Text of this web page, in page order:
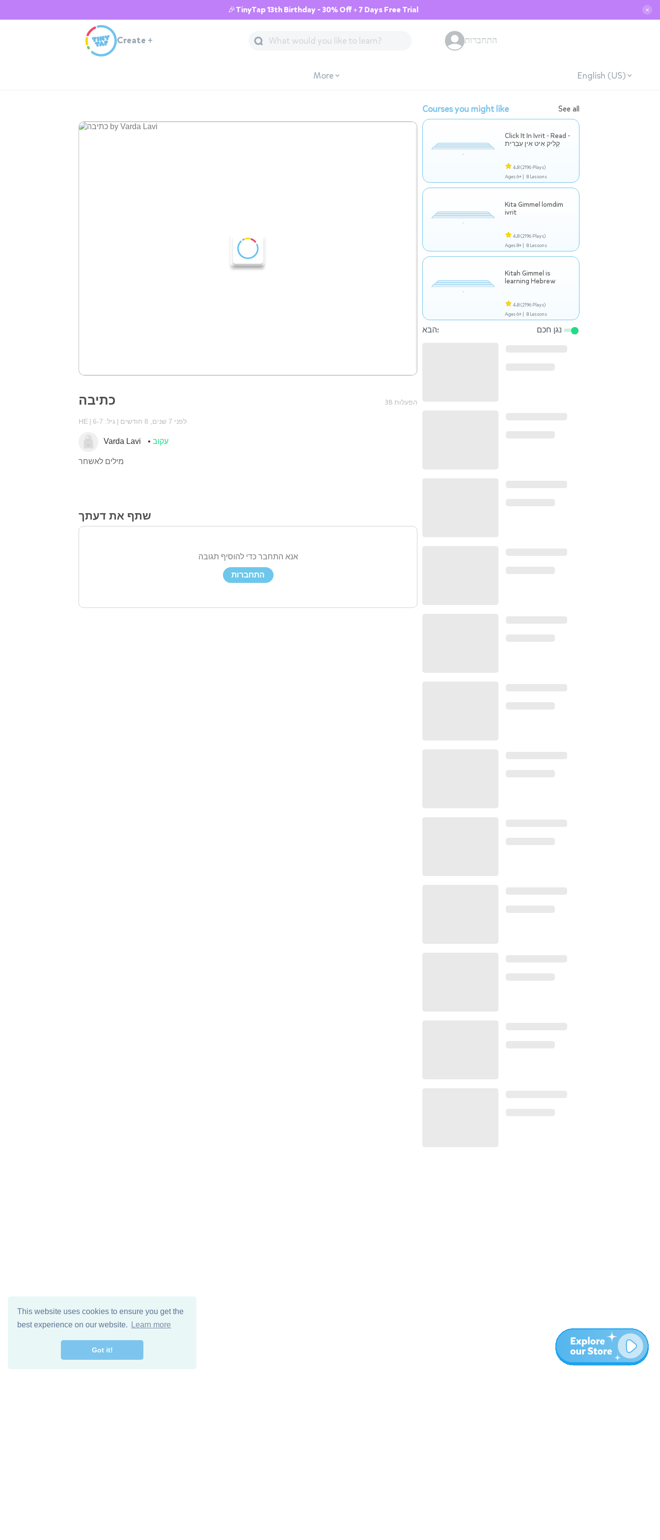
This website uses cookies to ensure you get the
best experience on our website.
Learn more
Got it!
🎉TinyTap 13th Birthday - 30% Off + 7 Days Free Trial ✕
Create + התחברות
More English (US)
כתיבה 38 הפעלות
HE גיל: 6-7 לפני 7 שנים, 8 חודשים
Varda Lavi עקוב
מילים לאשחר
שתף את דעתך
אנא התחבר כדי להוסיף תגובה
התחברות
Courses you might like See all
Click It In Ivrit - Read -
קְלִיק אִיט אִין עִבְרִית
4.8(2196 Plays)
Ages 6+ | 8 Lessons
Kita Gimmel lomdim
ivrit
4.8(2196 Plays)
Ages 8+ | 8 Lessons
Kitah Gimmel is
learning Hebrew
4.8(2196 Plays)
Ages 6+ | 8 Lessons
הבא: